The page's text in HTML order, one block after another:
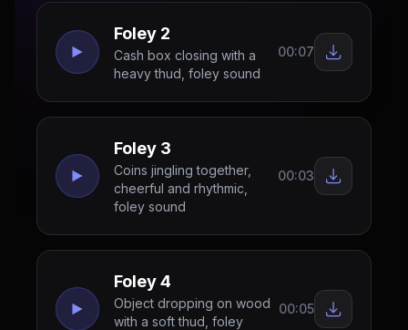
Foley 2
Cash box closing with a
heavy thud, foley sound
00:07
Foley 3
Coins jingling together,
cheerful and rhythmic,
foley sound
00:03
Foley 4
Object dropping on wood
with a soft thud, foley
00:05